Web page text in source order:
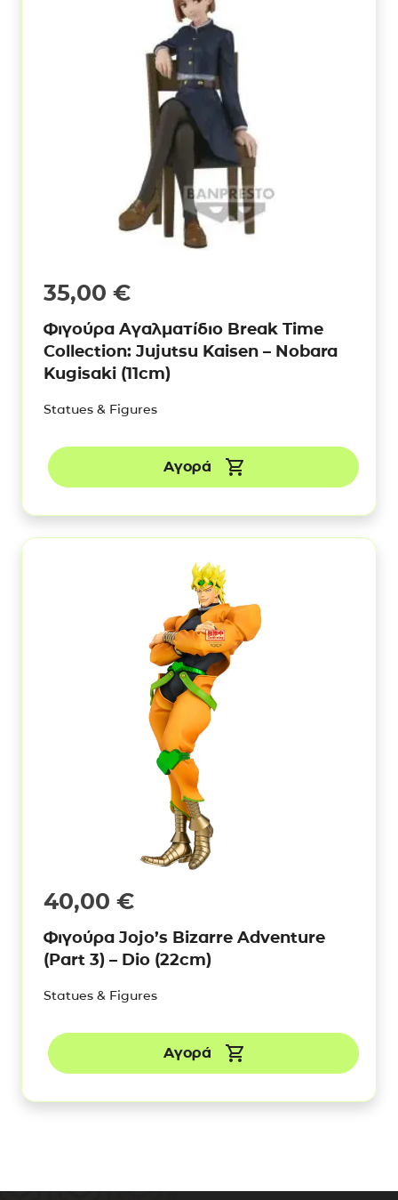
35,00 €
Φιγούρα Αγαλματίδιο Break Time
Collection: Jujutsu Kaisen – Nobara
Kugisaki (11cm)
Statues & Figures
Αγορά
40,00 €
Φιγούρα Jojo’s Bizarre Adventure
(Part 3) – Dio (22cm)
Statues & Figures
Αγορά